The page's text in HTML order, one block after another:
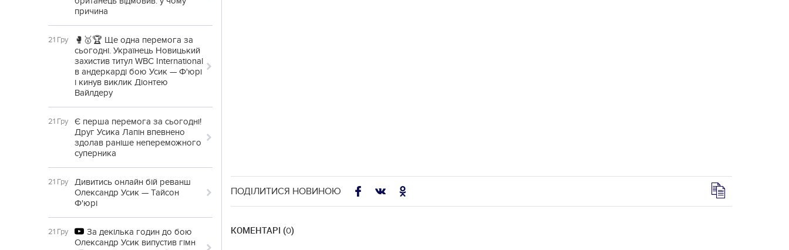
причина
21 Гру
🥊🥇🏆 Ще одна перемога за
сьогодні. Українець Новицький
захистив титул WBC International
в андеркарді бою Усик — Ф'юрі
і кинув виклик Діонтею
Вайлдеру
21 Гру
Є перша перемога за сьогодні!
Друг Усика Лапін впевнено
здолав раніше непереможного
суперника
21 Гру
Дивитись онлайн бій реванш
Олександр Усик — Тайсон
Ф'юрі
21 Гру
За декілька годин до бою
Олександр Усик випустив гімн
ПОДІЛИТИСЯ НОВИНОЮ
КОМЕНТАРІ (0)